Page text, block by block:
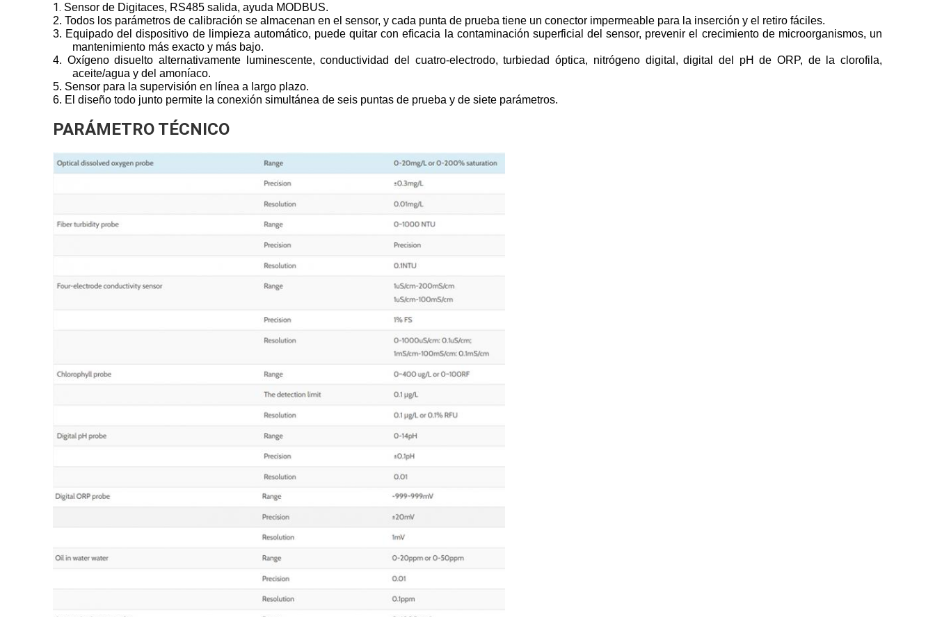
1. Sensor de Digitaces, RS485 salida, ayuda MODBUS.
2. Todos los parámetros de calibración se almacenan en el sensor, y cada punta de prueba tiene un conector impermeable para la inserción y el retiro fáciles.
3. Equipado del dispositivo de limpieza automático, puede quitar con eficacia la contaminación superficial del sensor, prevenir el crecimiento de microorganismos, un
mantenimiento más exacto y más bajo.
4. Oxígeno disuelto alternativamente luminescente, conductividad del cuatro-electrodo, turbiedad óptica, nitrógeno digital, digital del pH de ORP, de la clorofila,
aceite/agua y del amoníaco.
5. Sensor para la supervisión en línea a largo plazo.
6. El diseño todo junto permite la conexión simultánea de seis puntas de prueba y de siete parámetros.
PARÁMETRO TÉCNICO